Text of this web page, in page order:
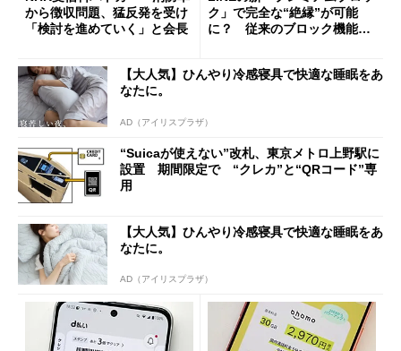
から徴収問題、猛反発を受け
「検討を進めていく」と会長
ク」で完全な“絶縁”が可能
に？ 従来のブロック機能と
【大人気】ひんやり冷感寝具で快適な睡眠をあ
なたに。
AD（アイリスプラザ）
“Suicaが使えない”改札、東京メトロ上野駅に
設置 期間限定で “クレカ”と“QRコード”専
用
【大人気】ひんやり冷感寝具で快適な睡眠をあ
なたに。
AD（アイリスプラザ）